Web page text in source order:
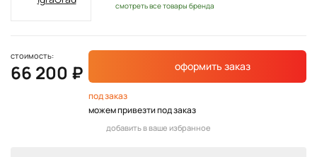
смотреть все товары бренда
стоимость:
66 200 ₽ оформить заказ
под заказ
можем привезти под заказ
добавить в ваше избранное